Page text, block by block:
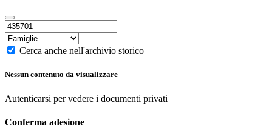
Cerca anche nell'archivio storico
Nessun contenuto da visualizzare
Autenticarsi per vedere i documenti privati
Conferma adesione